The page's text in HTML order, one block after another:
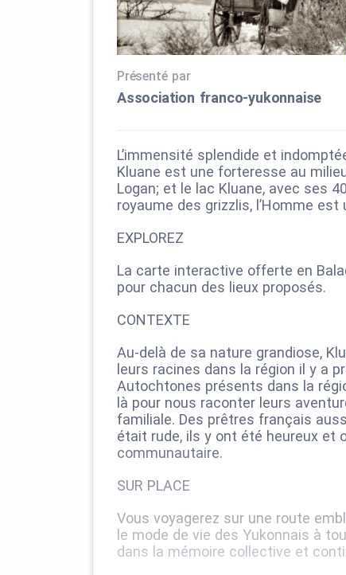
Présenté par
Association franco‑yukonnaise
L’immensité splendide et
Kluane est une forteresse au
Logan; et le lac Kluane, avec ses
royaume des grizzlis, l’Homme
EXPLOREZ
La carte interactive offerte en
pour chacun des lieux proposés.
CONTEXTE
Au-delà de sa nature grandiose,
leurs racines dans la région il y a
Autochtones présents dans la
là pour nous raconter leurs
familiale. Des prêtres français
était rude, ils y ont été heureux et
communautaire.
SUR PLACE
Vous voyagerez sur une route
le mode de vie des Yukonnais à
dans la mémoire collective et